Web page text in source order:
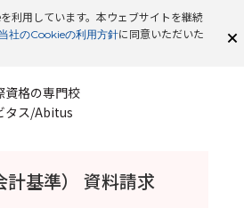
利用しています。本ウェブサイトを継続
当社のCookieの利用方針に同意いただいた
資格の専門校
タス/Abitus
計基準） 資料請求